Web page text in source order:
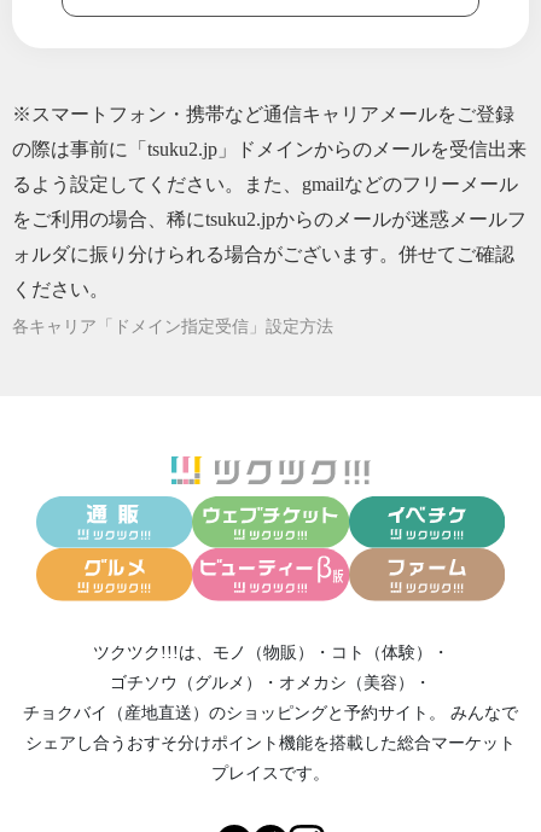
セミナー
3（火）20時〜
2026/03/02
【明日開催】気づきの「ゆんたく会」3/3
（火）20時30分〜
2026/02/24「なんで占い師をやってないの？」と視える
占い師さんに言われた話
2026/02/21
2026/01/30楽観的で間違う方が、悲観的で正しいことよ
【沖縄開催】人生アップグレード講座＠あり
がとう御庭！！
2025/09/29理想を現実化するための4箇条
2025/09/16 断崖絶壁60メートルを降下！ 「今やらなか
2025/08/31【残1名】未来先取り体験型セミナー／決めれ
ば現実化するまでも楽しい！！
2025/08/29こんな感覚を得たものはすべて現実化してき
たよ！
未来先取り体験型セミナー＠沖縄合宿
※スマートフォン・携帯など通信キャリアメールをご登録
の際は事前に「tsuku2.jp」ドメインからのメールを受信出来
るよう設定してください。また、gmailなどのフリーメール
をご利用の場合、稀にtsuku2.jpからのメールが迷惑メールフ
ォルダに振り分けられる場合がございます。併せてご確認
ください。
各キャリア「ドメイン指定受信」設定方法
ツクツク!!!は、 モノ（物販） ・ コト（体験）
・
ゴチソウ（グルメ）
・ オメカシ（美容）
・
チョクバイ（産地直送） のショッピングと予約サイト。
みんなで
シェアし合う おすそ分けポイント機能を搭載した総合マーケット
プレイスです。